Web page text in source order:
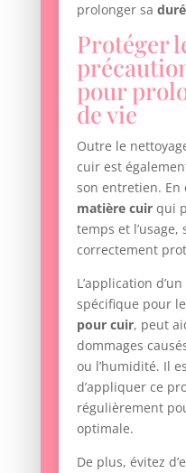
prolonger sa
Protéger
pour
de vie
Outre le
cuir est
son entretien. En
matière cuirqui
temps et l’usage,
correctement
L’application
spécifique pour
pour cuir, peut
dommages
ou l’humidité. Il
d’appliquer ce
régulièrement
optimale.
De plus, évitez